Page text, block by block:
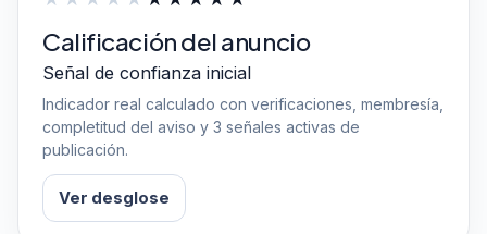
Calificación del anuncio
Señal de confianza inicial
Indicador real calculado con verificaciones, membresía,
completitud del aviso y 3 señales activas de
publicación.
Ver desglose